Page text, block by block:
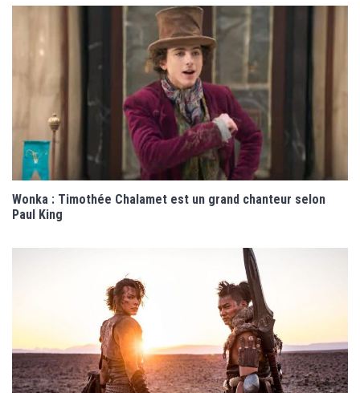
Wonka : Timothée Chalamet est un grand chanteur selon
Paul King